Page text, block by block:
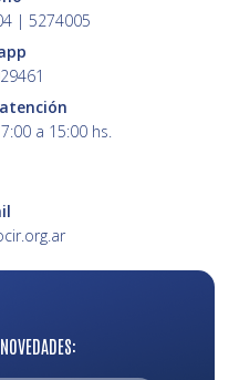
| 5274005
a 15:00 hs.